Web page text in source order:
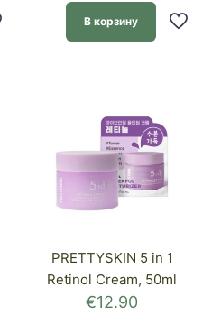
В корзину
PRETTYSKIN 5 in 1
Retinol Cream, 50ml
€12.90